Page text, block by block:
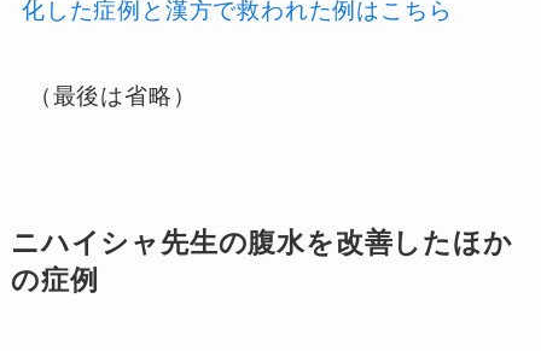
化した症例と漢方で救われた例はこちら
（最後は省略）
ニハイシャ先生の腹水を改善したほか
の症例